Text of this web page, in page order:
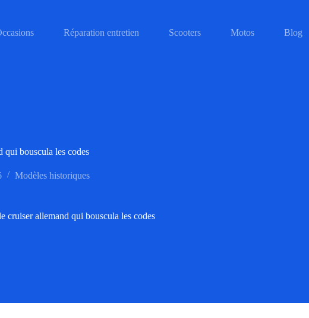
Réparation entretien Scooters Motos Blog
bouscula les codes
Modèles historiques
cruiser allemand qui bouscula les codes